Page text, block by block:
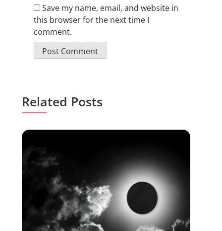
Save my name, email, and website in
this browser for the next time I
comment.
Related Posts